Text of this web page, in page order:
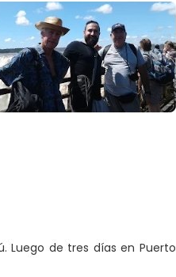
Luego de tres días en Puerto